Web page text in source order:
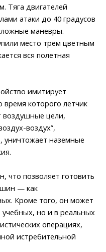
Тяга двигателей
атаки до 40 градусов
маневры.
место трем цветным
вся полетная
имитирует
время которого летчик
воздушные цели,
воздух”,
уничтожает наземные
что позволяет готовить
— как
Кроме того, он может
учебных, но и в реальных
операциях,
истребительной